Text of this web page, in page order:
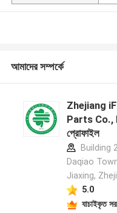
আমাদের সম্পর্কে
Zhejiang
Parts Co.,
প্রোফাইল
Building
Daqiao
Jiaxing,
5.0
যাচাইকৃত